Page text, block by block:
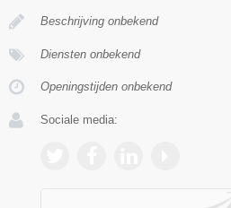
Beschrijving onbekend
Diensten onbekend
Openingstijden onbekend
Sociale media: